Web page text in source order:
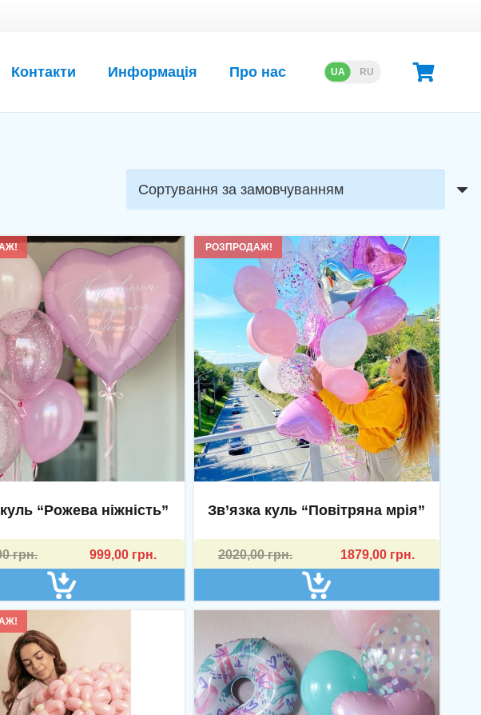
Контакти Информація Про нас UA RU
“Рожева ніжність”
грн.
грн..
999,00 грн.
РОЗПРОДАЖ!
Зв’язка куль “Повітряна мрія”
2020,00грн.
Оригінальна
2020,00 грн..
1879,00 грн.
Поточна
1879,00 грн..